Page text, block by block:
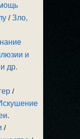
/Зло,
и
др.
/
.
/